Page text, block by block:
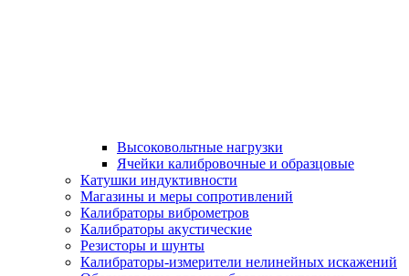
Высоковольтные нагрузки
Ячейки калибровочные и образцовые
Катушки индуктивности
Магазины и меры сопротивлений
Калибраторы виброметров
Калибраторы акустические
Резисторы и шунты
Калибраторы-измерители нелинейных искажений